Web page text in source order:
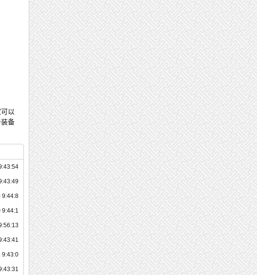
以
备
9:44:8
9:43:0